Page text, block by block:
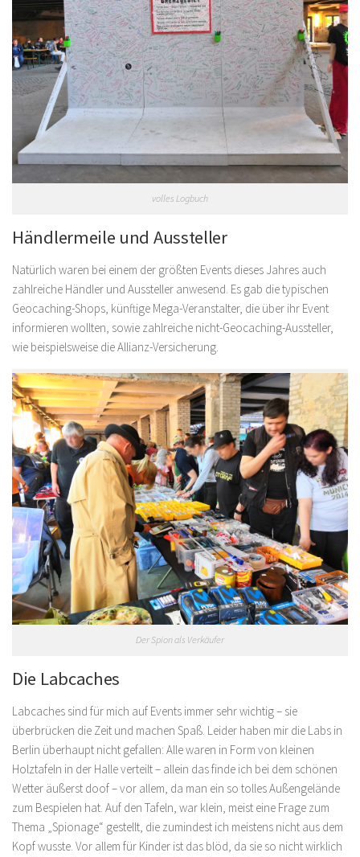
volles Logbuch
Händlermeile und Aussteller
Natürlich waren bei einem der größten Events dieses Jahres auch
zahlreiche Händler und Aussteller anwesend. Es gab die typischen
Geocaching-Shops, künftige Mega-Veranstalter, die über ihr Event
informieren wollten, sowie zahlreiche nicht-Geocaching-Aussteller,
wie beispielsweise die Allianz-Versicherung.
Der Spion als Verkäufer
Die Labcaches
Labcaches sind für mich auf Events immer sehr wichtig – sie
überbrücken die Zeit und machen Spaß. Leider haben mir die Labs in
Berlin überhaupt nicht gefallen: Alle waren in Form von kleinen
Holztafeln in der Halle verteilt – allein das finde ich bei dem schönen
Wetter äußerst doof – vor allem, da man ein so tolles Außengelände
zum Bespielen hat. Auf den Tafeln, war klein, meist eine Frage zum
Thema „Spionage“ gestellt, die zumindest ich meistens nicht aus dem
Kopf wusste. Vor allem für Kinder ist das blöd, da sie so nicht wirklich